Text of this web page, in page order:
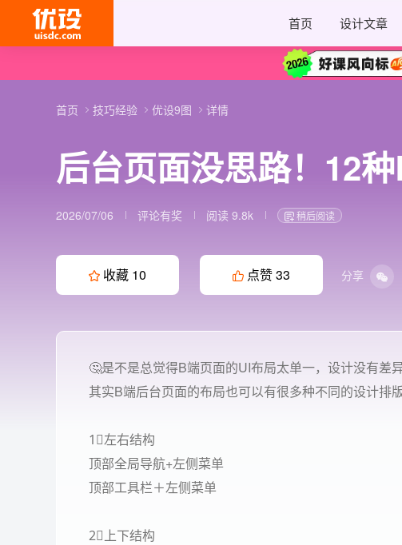
首页 设计文章
首页 技巧经验 优设9图 详情
后台页面没思路！12
2026/07/06 评论有奖 阅读 9.8k 稍后阅读
收藏 10 点赞33 分享
🤔️是不是总觉得B端页面的UI布局太单一，设计没有差
其实B端后台页面的布局也可以有很多种不同的设计排
1⃣️左右结构
顶部全局导航+左侧菜单
顶部工具栏＋左侧菜单
2⃣️上下结构